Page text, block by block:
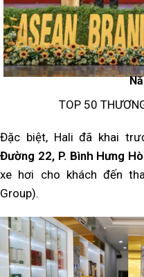
TOP 50
Đặc biệt, Hali đã khai
Đường 22, P. Bình Hưng
xe hơi cho khách đến
Group).